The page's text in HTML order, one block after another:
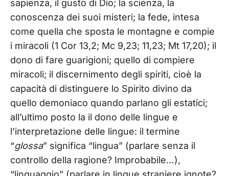
sapienza, il gusto di Dio; la scienza, la
conoscenza dei suoi misteri; la fede, intesa
come quella che sposta le montagne e compie
i miracoli (1 Cor 13,2; Mc 9,23; 11,23; Mt 17,20); il
dono di fare guarigioni; quello di compiere
miracoli; il discernimento degli spiriti, cioè la
capacità di distinguere lo Spirito divino da
quello demoniaco quando parlano gli estatici;
all’ultimo posto la il dono delle lingue e
l’interpretazione delle lingue: il termine
“glossa” significa “lingua” (parlare senza il
controllo della ragione? Improbabile…),